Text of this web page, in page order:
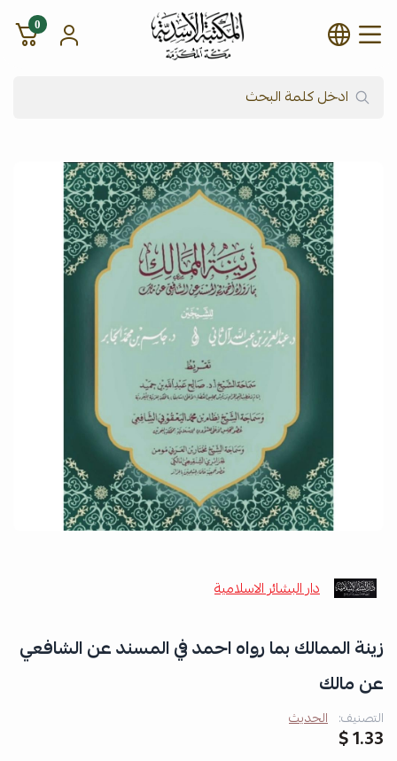
شركة المكتبة الأسدية للنشر
0
دار البشائر الاسلامية
زينة الممالك بما رواه احمد في المسند عن الشافعي
عن مالك
التصنيف: الحديث
1.33 $